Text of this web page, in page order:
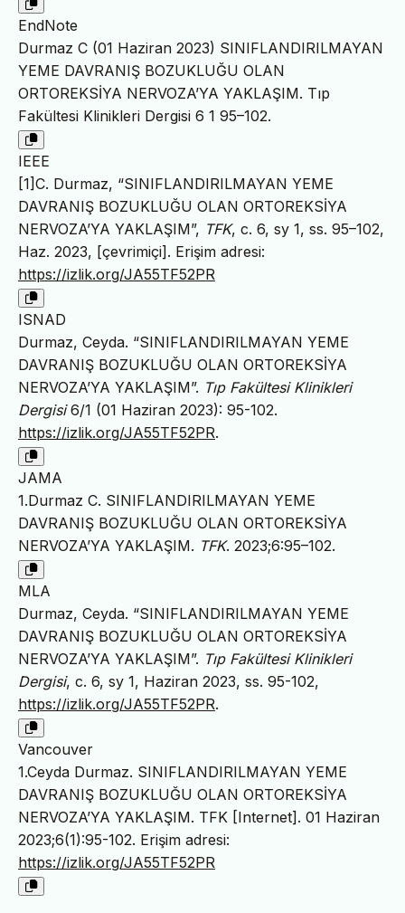
EndNote
Durmaz C (01 Haziran 2023) SINIFLANDIRILMAYAN
YEME DAVRANIŞ BOZUKLUĞU OLAN
ORTOREKSİYA NERVOZA’YA YAKLAŞIM. Tıp
Fakültesi Klinikleri Dergisi 6 1 95–102.
IEEE
[1]C. Durmaz, “SINIFLANDIRILMAYAN YEME
DAVRANIŞ BOZUKLUĞU OLAN ORTOREKSİYA
NERVOZA’YA YAKLAŞIM”, TFK, c. 6, sy 1, ss. 95–102,
Haz. 2023, [çevrimiçi]. Erişim adresi:
https://izlik.org/JA55TF52PR
ISNAD
Durmaz, Ceyda. “SINIFLANDIRILMAYAN YEME
DAVRANIŞ BOZUKLUĞU OLAN ORTOREKSİYA
NERVOZA’YA YAKLAŞIM”. Tıp Fakültesi Klinikleri
Dergisi6/1 (01 Haziran 2023): 95-102.
https://izlik.org/JA55TF52PR.
JAMA
1.Durmaz C. SINIFLANDIRILMAYAN YEME
DAVRANIŞ BOZUKLUĞU OLAN ORTOREKSİYA
NERVOZA’YA YAKLAŞIM. TFK. 2023;6:95–102.
MLA
Durmaz, Ceyda. “SINIFLANDIRILMAYAN YEME
DAVRANIŞ BOZUKLUĞU OLAN ORTOREKSİYA
NERVOZA’YA YAKLAŞIM”. Tıp Fakültesi Klinikleri
Dergisi, c. 6, sy 1, Haziran 2023, ss. 95-102,
https://izlik.org/JA55TF52PR.
Vancouver
1.Ceyda Durmaz. SINIFLANDIRILMAYAN YEME
DAVRANIŞ BOZUKLUĞU OLAN ORTOREKSİYA
NERVOZA’YA YAKLAŞIM. TFK [Internet]. 01 Haziran
2023;6(1):95-102. Erişim adresi:
https://izlik.org/JA55TF52PR